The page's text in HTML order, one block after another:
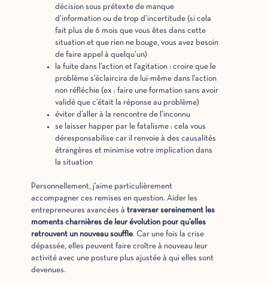
décision sous prétexte de manque
d’information ou de trop d’incertitude (si cela
fait plus de 6 mois que vous êtes dans cette
situation et que rien ne bouge, vous avez besoin
de faire appel à quelqu’un)
la fuite dans l’action et l’agitation : croire que le
problème s’éclaircira de lui-même dans l’action
non réfléchie (ex : faire une formation sans avoir
validé que c’était la réponse au problème)
éviter d’aller à la rencontre de l’inconnu
se laisser happer par le fatalisme : cela vous
déresponsabilise car il renvoie à des causalités
étrangères et minimise votre implication dans
la situation
Personnellement, j’aime particulièrement
accompagner ces remises en question. Aider les
entrepreneures avancées à traverser sereinement les
moments charnières de leur évolution pour qu’elles
retrouvent un nouveau souffle. Car une fois la crise
dépassée, elles peuvent faire croître à nouveau leur
activité avec une posture plus ajustée à qui elles sont
devenues.